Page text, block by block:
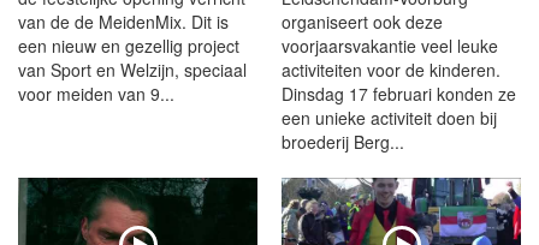
van de de MeidenMix. Dit is
een nieuw en gezellig project
van Sport en Welzijn, speciaal
voor meiden van 9...
organiseert ook deze
voorjaarsvakantie veel leuke
activiteiten voor de kinderen.
Dinsdag 17 februari konden ze
een unieke activiteit doen bij
broederij Berg...